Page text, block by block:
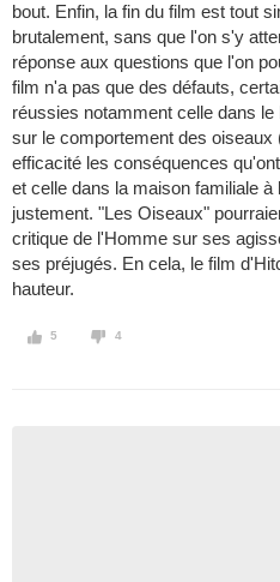
bout. Enfin, la fin du film est tout
brutalement, sans que l'on s'y
réponse aux questions que l'on
film n'a pas que des défauts,
réussies notamment celle dans
sur le comportement des
efficacité les conséquences
et celle dans la maison familiale
justement. "Les Oiseaux"
critique de l'Homme sur ses
ses préjugés. En cela, le film
hauteur.
5 4